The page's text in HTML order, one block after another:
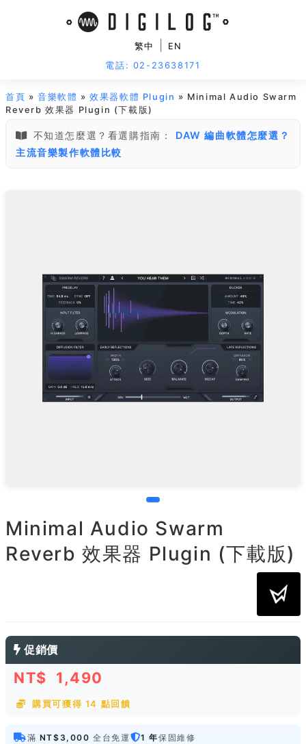
繁中
EN
電話: 02-23638171
首頁 »音樂軟體 »效果器軟體 Plugin » Minimal Audio Swarm
Reverb 效果器 Plugin (下載版)
不知道怎麼選？看選購指南：
DAW 編曲軟體怎麼選？
主流音樂製作軟體比較
Minimal Audio Swarm
Reverb 效果器 Plugin (下載版)
促銷價
NT$ 1,490
購買可獲得 14 點回饋
滿 NT$3,000 全台免運 1 年保固維修